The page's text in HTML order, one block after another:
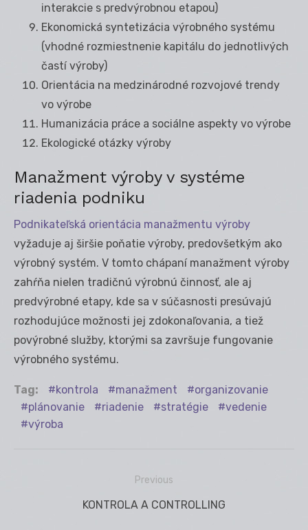
interakcie s predvýrobnou etapou)
Ekonomická syntetizácia výrobného systému
(vhodné rozmiestnenie kapitálu do jednotlivých
častí výroby)
Orientácia na medzinárodné rozvojové trendy
vo výrobe
Humanizácia práce a sociálne aspekty vo výrobe
Ekologické otázky výroby
Manažment výroby v systéme
riadenia podniku
Podnikateľská orientácia manažmentu výroby
vyžaduje aj širšie poňatie výroby, predovšetkým ako
výrobný systém. V tomto chápaní manažment výroby
zahŕňa nielen tradičnú výrobnú činnosť, ale aj
predvýrobné etapy, kde sa v súčasnosti presúvajú
rozhodujúce možnosti jej zdokonaľovania, a tiež
povýrobné služby, ktorými sa završuje fungovanie
výrobného systému.
Tag: kontrola manažment
organizovanie
plánovanie
riadenie stratégie
vedenie
výroba
Previous
Previous
KONTROLA A CONTROLLING